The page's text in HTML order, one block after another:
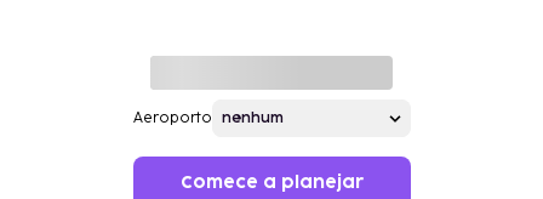
Aeroporto
Comece a planejar